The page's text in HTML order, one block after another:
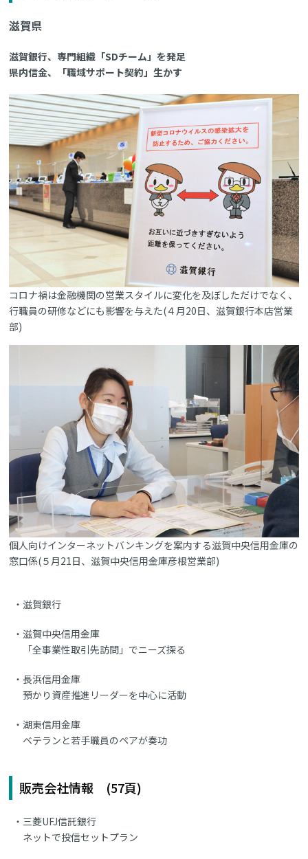
滋賀県
滋賀銀行、専門組織「SDチーム」を発足
県内信金、「職域サポート契約」生かす
コロナ禍は金融機関の営業スタイルに変化を及ぼしただけでなく、
行職員の研修などにも影響を与えた(４月20日、滋賀銀行本店営業
部)
個人向けインターネットバンキングを案内する滋賀中央信用金庫の
窓口係(５月21日、滋賀中央信用金庫彦根営業部)
滋賀銀行
滋賀中央信用金庫
「全事業性取引先訪問」でニーズ探る
長浜信用金庫
預かり資産推進リーダーを中心に活動
湖東信用金庫
ベテランと若手職員のペアが奏功
販売会社情報 (57頁)
三菱UFJ信託銀行
ネットで投信セットプラン